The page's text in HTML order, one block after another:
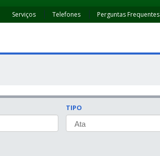
Serviços Telefones Perguntas Frequentes
TIPO